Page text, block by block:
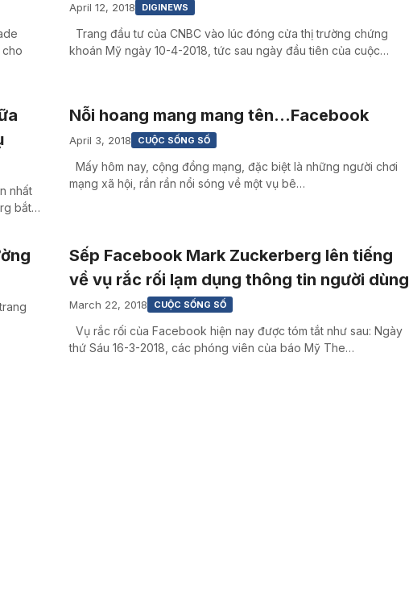
cho
April 12, 2018 DIGINEWS
Trang đầu tư của CNBC vào lúc đóng cửa thị trường chứng
khoán Mỹ ngày 10-4-2018, tức sau ngày đầu tiên của cuộc…
nhất
bắt…
Nỗi hoang mang mang tên…Facebook
April 3, 2018 CUỘC SỐNG SỐ
Mấy hôm nay, cộng đồng mạng, đặc biệt là những người chơi
mạng xã hội, rần rần nổi sóng về một vụ bê…
Sếp Facebook Mark Zuckerberg lên tiếng
về vụ rắc rối lạm dụng thông tin người dùng
March 22, 2018 CUỘC SỐNG SỐ
Vụ rắc rối của Facebook hiện nay được tóm tắt như sau: Ngày
thứ Sáu 16-3-2018, các phóng viên của báo Mỹ The…